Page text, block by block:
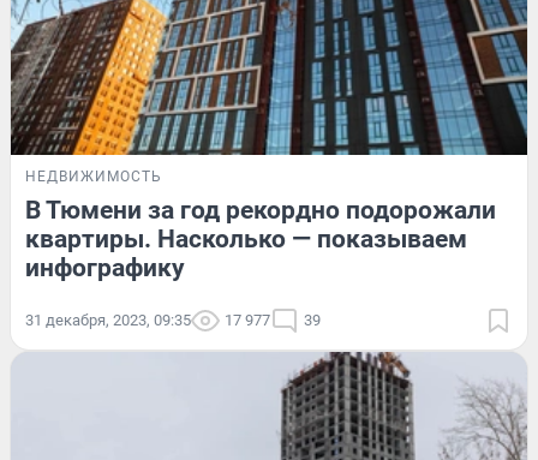
НЕДВИЖИМОСТЬ
В Тюмени за год рекордно подорожали
квартиры. Насколько — показываем
инфографику
31 декабря, 2023, 09:35 17 977 39